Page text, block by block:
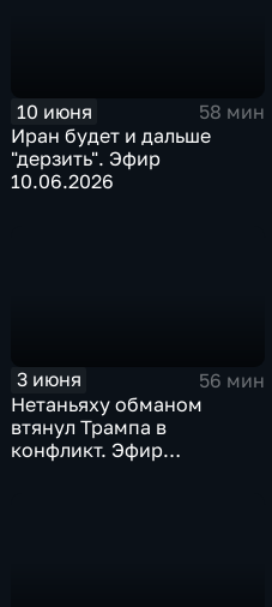
10 июня
58 мин
Иран будет и дальше
"дерзить". Эфир
10.06.2026
3 июня
56 мин
Нетаньяху обманом
втянул Трампа в
конфликт. Эфир